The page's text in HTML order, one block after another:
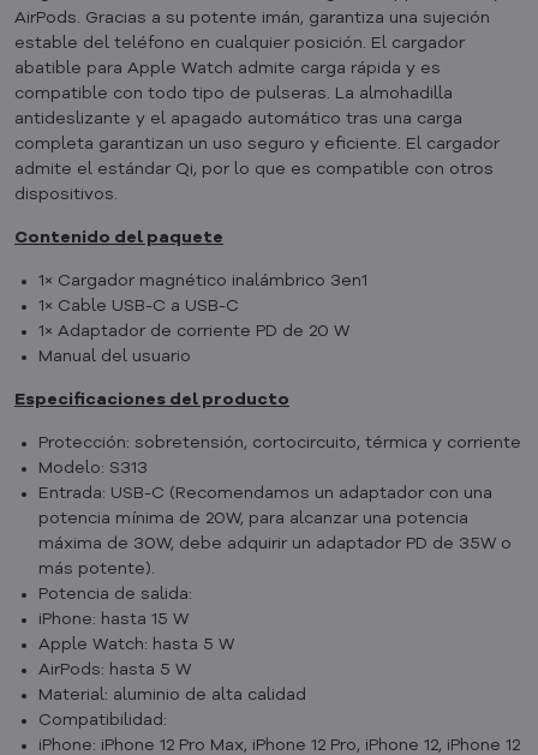
AirPods. Gracias a su potente imán, garantiza una sujeción
estable del teléfono en cualquier posición. El cargador
abatible para Apple Watch admite carga rápida y es
compatible con todo tipo de pulseras. La almohadilla
antideslizante y el apagado automático tras una carga
completa garantizan un uso seguro y eficiente. El cargador
admite el estándar Qi, por lo que es compatible con otros
dispositivos.
Contenido del paquete
1× Cargador magnético inalámbrico 3en1
1× Cable USB-C a USB-C
1× Adaptador de corriente PD de 20 W
Manual del usuario
Especificaciones del producto
Protección: sobretensión, cortocircuito, térmica y corriente
Modelo: S313
Entrada: USB-C (Recomendamos un adaptador con una
potencia mínima de 20W, para alcanzar una potencia
máxima de 30W, debe adquirir un adaptador PD de 35W o
más potente).
Potencia de salida:
iPhone: hasta 15 W
Apple Watch: hasta 5 W
AirPods: hasta 5 W
Material: aluminio de alta calidad
Compatibilidad:
iPhone: iPhone 12 Pro Max, iPhone 12 Pro, iPhone 12, iPhone 12